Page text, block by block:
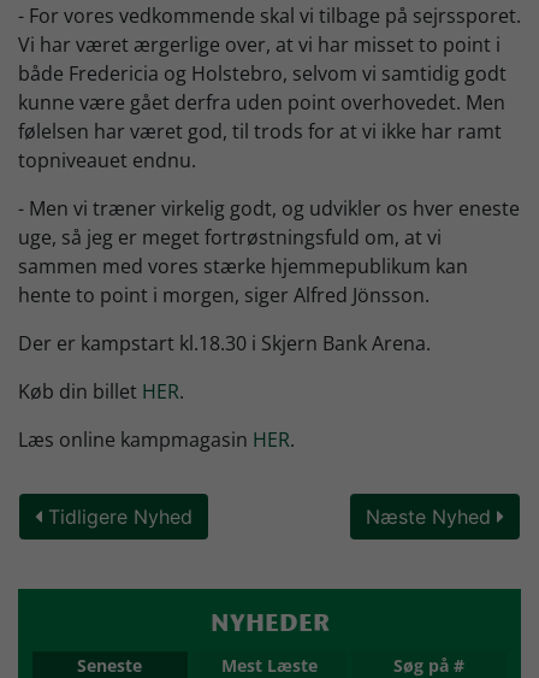
- For vores vedkommende skal vi tilbage på sejrssporet.
Vi har været ærgerlige over, at vi har misset to point i
både Fredericia og Holstebro, selvom vi samtidig godt
kunne være gået derfra uden point overhovedet. Men
følelsen har været god, til trods for at vi ikke har ramt
topniveauet endnu.
- Men vi træner virkelig godt, og udvikler os hver eneste
uge, så jeg er meget fortrøstningsfuld om, at vi
sammen med vores stærke hjemmepublikum kan
hente to point i morgen, siger Alfred Jönsson.
Der er kampstart kl.18.30 i Skjern Bank Arena.
Køb din billet HER.
Læs online kampmagasin HER.
Tidligere Nyhed Næste Nyhed
NYHEDER
Seneste Mest Læste Søg på #